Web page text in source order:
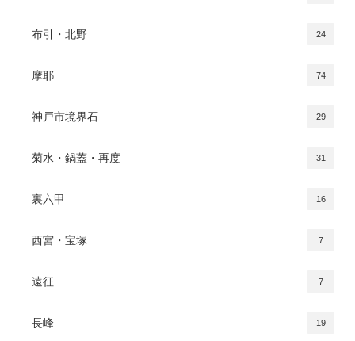
布引・北野 24
摩耶 74
神戸市境界石 29
菊水・鍋蓋・再度 31
裏六甲 16
西宮・宝塚 7
遠征 7
長峰 19